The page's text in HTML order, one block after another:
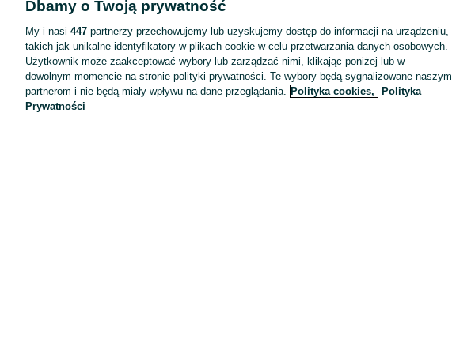
Wyróżnione ogłoszenia
Oferta dla firm
Blog
Regulamin
Polityka prywatności
Dbamy o Twoją prywatność
My i nasi 447 partnerzy przechowujemy lub uzyskujemy dostęp do informacji na urządzeniu,
takich jak unikalne identyfikatory w plikach cookie w celu przetwarzania danych osobowych.
Użytkownik może zaakceptować wybory lub zarządzać nimi, klikając poniżej lub w
dowolnym momencie na stronie polityki prywatności. Te wybory będą sygnalizowane naszym
partnerom i nie będą miały wpływu na dane przeglądania. Polityka cookies,
Polityka
Prywatności